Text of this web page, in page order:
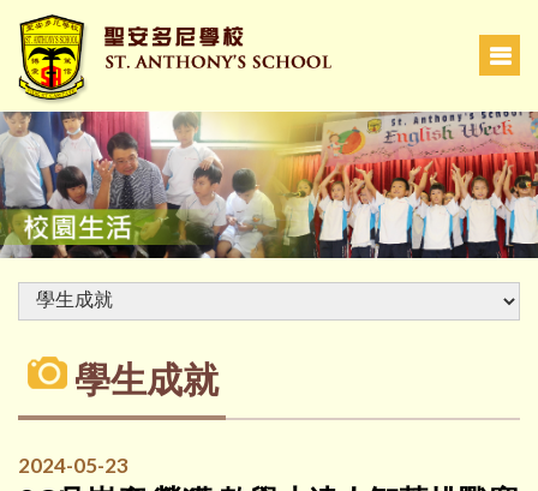
學生成就
2024-05-23